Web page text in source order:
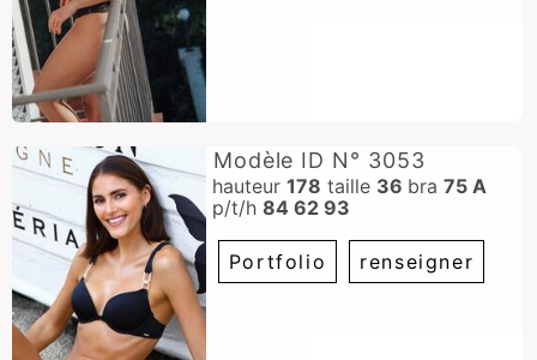
Modèle ID N° 3053
hauteur 178 taille 36 bra 75 A
p/t/h 84 62 93
Portfolio renseigner